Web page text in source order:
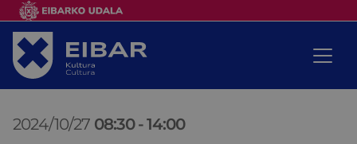
2024/10/27 08:30 -14:00